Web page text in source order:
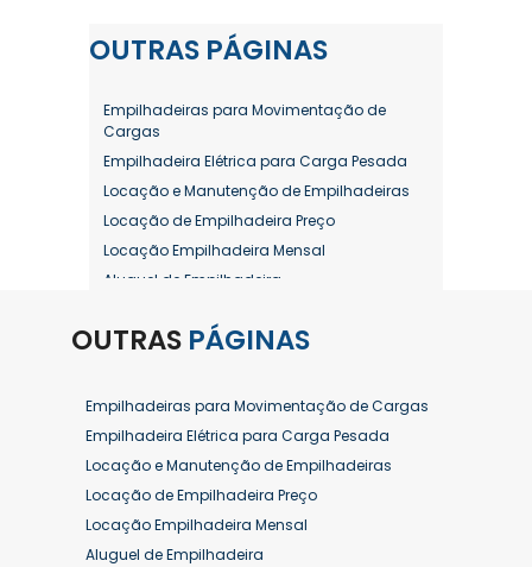
OUTRAS PÁGINAS
Empilhadeiras para Movimentação de
Cargas
Empilhadeira Elétrica para Carga Pesada
Locação e Manutenção de Empilhadeiras
Locação de Empilhadeira Preço
Locação Empilhadeira Mensal
Aluguel de Empilhadeira
Aluguel de Empilhadeira Diária Valor
Aluguel de Empilhadeira Elétrica Preço
Aluguel de Empilhadeira Mensal
Aluguel de Empilhadeira Preço
Aluguel de Empilhadeira Valor
Aluguel de Empilhadeiras Eletricas
Conserto de Empilhadeira
OUTRAS PÁGINAS
Empilhadeiras para Movimentação de Cargas
Empilhadeira Elétrica para Carga Pesada
Locação e Manutenção de Empilhadeiras
Locação de Empilhadeira Preço
Locação Empilhadeira Mensal
Aluguel de Empilhadeira